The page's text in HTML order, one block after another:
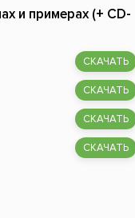
и примерах (+ CD-
СКАЧАТЬ
СКАЧАТЬ
СКАЧАТЬ
СКАЧАТЬ